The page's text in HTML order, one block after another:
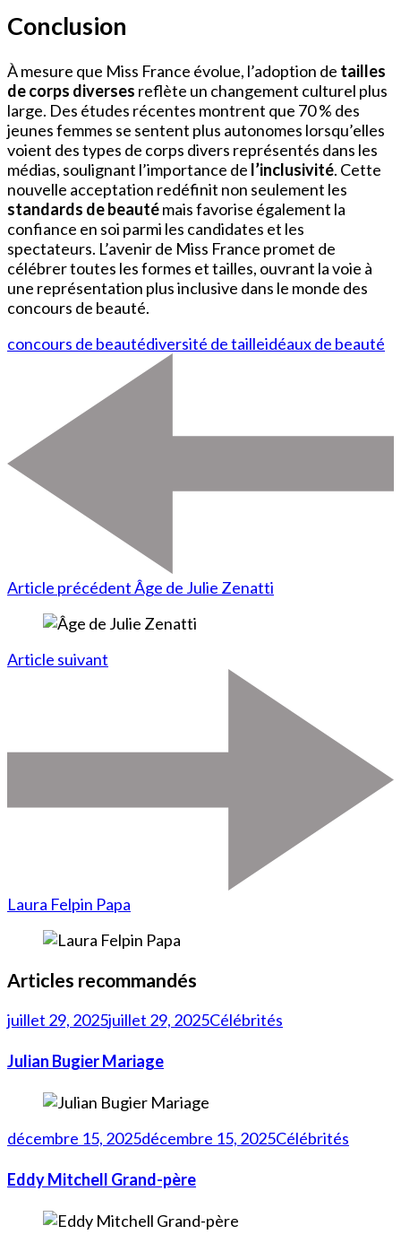
Conclusion
À mesure que Miss France évolue, l’adoption de tailles
de corps diverses reflète un changement culturel plus
large. Des études récentes montrent que 70 % des
jeunes femmes se sentent plus autonomes lorsqu’elles
voient des types de corps divers représentés dans les
médias, soulignant l’importance de l’inclusivité. Cette
nouvelle acceptation redéfinit non seulement les
standards de beautémais favorise également la
confiance en soi parmi les candidates et les
spectateurs. L’avenir de Miss France promet de
célébrer toutes les formes et tailles, ouvrant la voie à
une représentation plus inclusive dans le monde des
concours de beauté.
concours de beautédiversité de tailleidéaux de beauté
Article précédentÂge de Julie Zenatti
Article suivant
Laura Felpin Papa
Articles recommandés
juillet 29, 2025juillet 29, 2025Célébrités
Julian Bugier Mariage
décembre 15, 2025décembre 15, 2025Célébrités
Eddy Mitchell Grand-père